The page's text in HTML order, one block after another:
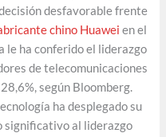
desfavorable frente
chino Huawei en el
le ha conferido el liderazgo
de telecomunicaciones
según Bloomberg.
ha desplegado su
significativo al liderazgo